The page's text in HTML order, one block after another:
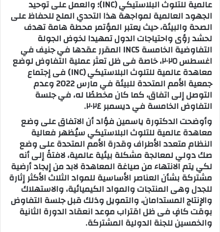
عالمية للتلوث البلاستيكي (INC)؛ والعمل على توحيد
الجهود العالمية لمواجهة هذا التحدي الملح للحفاظ على
الصحة والبيئة، حيث يعتبر المؤتمر محطة هامة تهدف
لحشد رؤى واحتياجات الدول تمهيدا لخوض الجولة
التفاوضية الخامسة INC5 المقرر عقدها في جنيف في
اغسطس ٢٠٢٥، خاصة فى ظل تعثر عملية التفاوض لوضع
معاهدة عالمية للتلوث البلاستيكي (INC) فى إجتماع
جمعية الأمم المتحدة للبيئة في مارس 2022 وعدم
التوصل إلى اتفاق، كما كان مخططًا له، في جلسة
التفاوض الخامسة في ديسمبر ٢٠٢٤.
وأوضحت الدكتورة ياسمين فؤاد أن الاتفاق على وضع
معاهدة عالمية للتلوث البلاستيكي سيُظهر فعالية
النظام متعدد الأطراف وقدرة الأمم المتحدة على وضع
صك دولي لمعالجة مشكلة بيئية عالمية، لافتةً إلى أنه
لكي يتم الانتهاء من صياغة المعاهدة لابد من إيجاد أرضية
مشتركة بشأن العناصر الأساسية للمواد الثلاث الأكثر إثارة
للجدل وهى المنتجات والمواد الكيميائية، والاستهلاك
والإنتاج المستدامان، والتمويل وذلك قبل جلسة التفاوض
بوقت كافٍ فى ظل اقتراب موعد انعقاد الدورة الثانية
والخمسين للجنة الدولية المشتركة.